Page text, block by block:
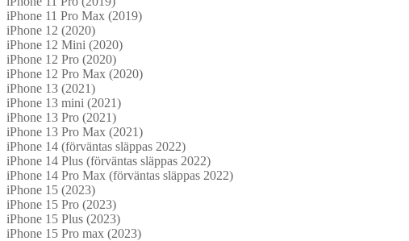
iPhone 11 Pro Max (2019)
iPhone 12 (2020)
iPhone 12 Mini (2020)
iPhone 12 Pro (2020)
iPhone 12 Pro Max (2020)
iPhone 13 (2021)
iPhone 13 mini (2021)
iPhone 13 Pro (2021)
iPhone 13 Pro Max (2021)
iPhone 14 (förväntas släppas 2022)
iPhone 14 Plus (förväntas släppas 2022)
iPhone 14 Pro Max (förväntas släppas 2022)
iPhone 15 (2023)
iPhone 15 Pro (2023)
iPhone 15 Plus (2023)
iPhone 15 Pro max (2023)